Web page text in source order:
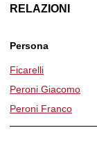
RELAZIONI
Persona
Ficarelli
Peroni Giacomo
Peroni Franco